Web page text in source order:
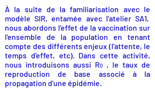
À la suite de la familiarisation avec le
modèle SIR, entamée avec l'atelier SA1,
nous abordons l'effet de la vaccination sur
l'ensemble de la population en tenant
compte des différents enjeux (l'attente, le
temps d'effet, etc). Dans cette activité,
nous introduisons aussi R0
, le taux de
reproduction de base associé à la
propagation d'une épidémie.